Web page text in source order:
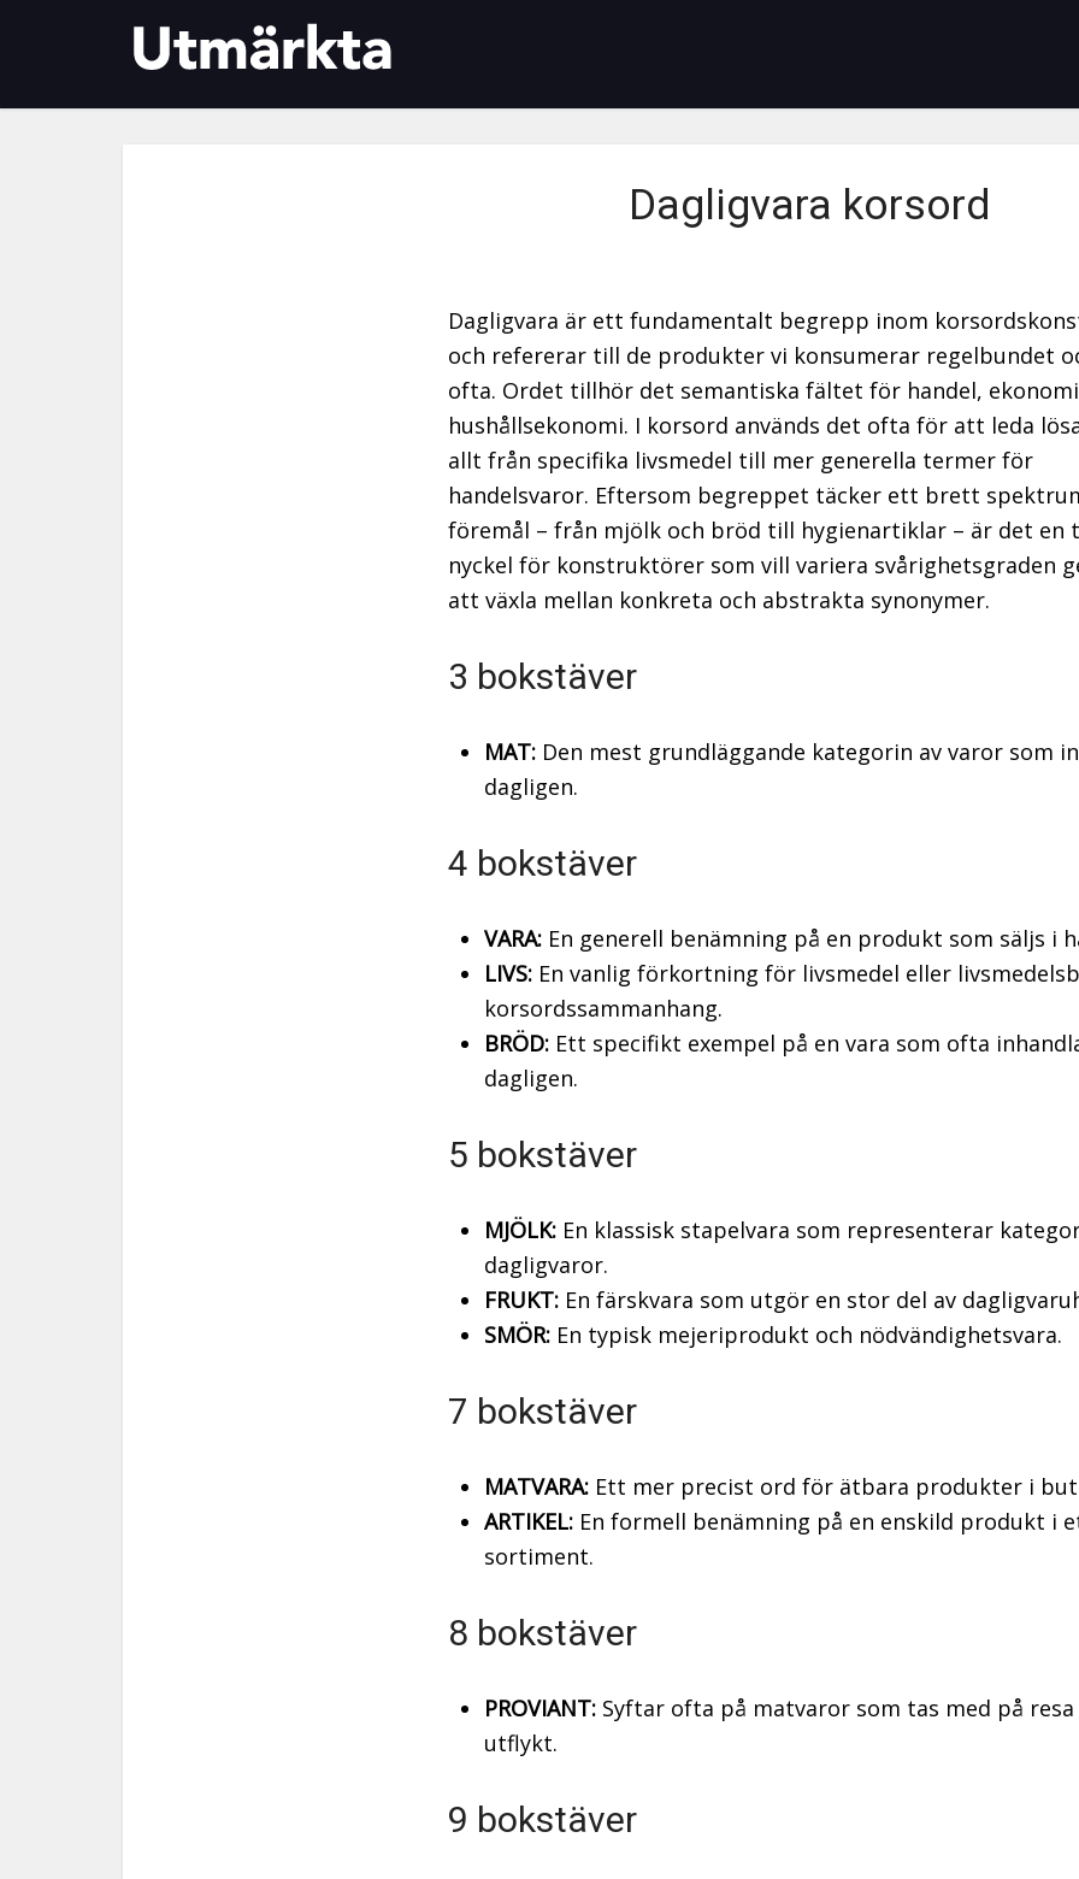
Dagligvara korsord
Dagligvara är ett fundamentalt begrepp inom
och refererar till de produkter vi konsumerar regelbundet
ofta. Ordet tillhör det semantiska fältet för handel,
hushållsekonomi. I korsord används det ofta för att leda
allt från specifika livsmedel till mer generella termer för
handelsvaror. Eftersom begreppet täcker ett brett
föremål – från mjölk och bröd till hygienartiklar – är det en
nyckel för konstruktörer som vill variera svårighetsgraden
att växla mellan konkreta och abstrakta synonymer.
3 bokstäver
MAT: Den mest grundläggande kategorin av varor som
dagligen.
4 bokstäver
VARA: En generell benämning på en produkt som säljs i
LIVS: En vanlig förkortning för livsmedel eller
korsordssammanhang.
BRÖD: Ett specifikt exempel på en vara som ofta
dagligen.
5 bokstäver
MJÖLK: En klassisk stapelvara som representerar
dagligvaror.
FRUKT: En färskvara som utgör en stor del av
SMÖR: En typisk mejeriprodukt och nödvändighetsvara.
7 bokstäver
MATVARA: Ett mer precist ord för ätbara produkter i
ARTIKEL: En formell benämning på en enskild produkt i
sortiment.
8 bokstäver
PROVIANT: Syftar ofta på matvaror som tas med på
utflykt.
9 bokstäver